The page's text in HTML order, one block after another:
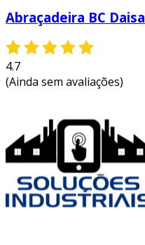
Abraçadeira BC Daisa
4.7
(Ainda sem avaliações)